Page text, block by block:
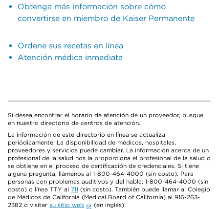
Obtenga más información sobre cómo
convertirse en miembro de Kaiser Permanente
Ordene sus recetas en línea
Atención médica inmediata
Si desea encontrar el horario de atención de un proveedor, busque
en nuestro directorio de centros de atención.
La información de este directorio en línea se actualiza
periódicamente. La disponibilidad de médicos, hospitales,
proveedores y servicios puede cambiar. La información acerca de un
profesional de la salud nos la proporciona el profesional de la salud o
se obtiene en el proceso de certificación de credenciales. Si tiene
alguna pregunta, llámenos al 1-800-464-4000 (sin costo). Para
personas con problemas auditivos y del habla: 1-800-464-4000 (sin
costo) o línea TTY al 711 (sin costo). También puede llamar al Colegio
de Médicos de California (Medical Board of California) al 916-263-
2382 o visitar su sitio web
(en inglés).